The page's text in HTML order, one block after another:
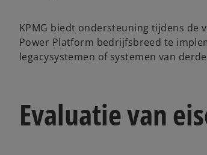
KPMG biedt ondersteuning tijdens
Power Platform bedrijfsbreed te
legacysystemen of systemen van
Evaluatie van